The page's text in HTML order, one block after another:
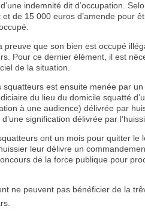
indemnité dit d’occupation.
de 15 000 euros d’amende pour
que son bien est occupé
Pour ce dernier élément, il est
de la situation.
est ensuite menée par
du lieu du domicile squatté
à une audience) délivrée par
signification délivrée par
ont un mois pour quitter le
leur délivre un
de la force publique pour
ne peuvent pas bénéficier de la